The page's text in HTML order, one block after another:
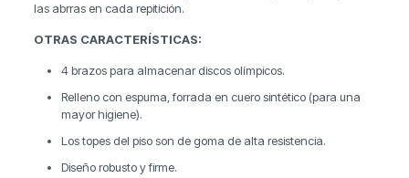
las abrras en cada repitición.
OTRAS CARACTERÍSTICAS:
4 brazos para almacenar discos olímpicos.
Relleno con espuma, forrada en cuero sintético (para una
mayor higiene).
Los topes del piso son de goma de alta resistencia.
Diseño robusto y firme.